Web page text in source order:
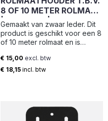
8 OF 10 METER ROLMAAT
| MTH-8/10 | ELTEE
Gemaakt van zwaar leder. Dit
product is geschikt voor een 8
of 10 meter rolmaat en is
Breedte: 13.5 cm Hoogte: 19.5
cmNormale prijs:
€ 15,00 excl. btw
€ 18,15 incl. btw